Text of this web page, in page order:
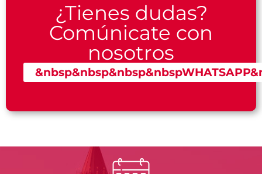
¿Tienes dudas?
Comúnicate con
nosotros